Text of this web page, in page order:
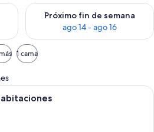
este fin de semana, ago 7 -
Próximo fin de semana
ago 14 - ago 16
Consulta la disponibilidad
1 cama
Apartamento de lujo, 2 habitaciones